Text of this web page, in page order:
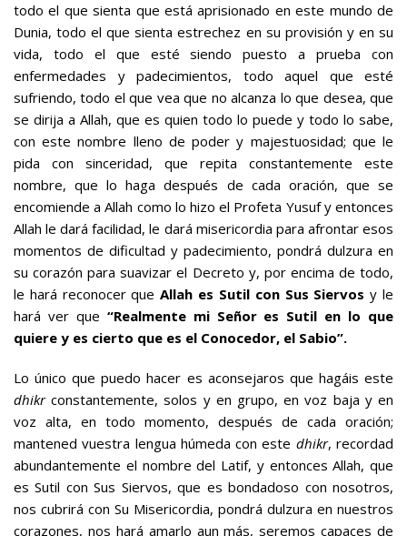
todo el que sienta que está aprisionado en este mundo de
Dunia, todo el que sienta estrechez en su provisión y en su
vida, todo el que esté siendo puesto a prueba con
enfermedades y padecimientos, todo aquel que esté
sufriendo, todo el que vea que no alcanza lo que desea, que
se dirija a Allah, que es quien todo lo puede y todo lo sabe,
con este nombre lleno de poder y majestuosidad; que le
pida con sinceridad, que repita constantemente este
nombre, que lo haga después de cada oración, que se
encomiende a Allah como lo hizo el Profeta Yusuf y entonces
Allah le dará facilidad, le dará misericordia para afrontar esos
momentos de dificultad y padecimiento, pondrá dulzura en
su corazón para suavizar el Decreto y, por encima de todo,
le hará reconocer queAllah es Sutil con Sus Siervosy le
hará ver que “Realmente mi Señor es Sutil en lo que
quiere y es cierto que es el Conocedor, el Sabio”.
Lo único que puedo hacer es aconsejaros que hagáis este
dhikrconstantemente, solos y en grupo, en voz baja y en
voz alta, en todo momento, después de cada oración;
mantened vuestra lengua húmeda con este dhikr, recordad
abundantemente el nombre del Latif, y entonces Allah, que
es Sutil con Sus Siervos, que es bondadoso con nosotros,
nos cubrirá con Su Misericordia, pondrá dulzura en nuestros
corazones, nos hará amarlo aun más, seremos capaces de